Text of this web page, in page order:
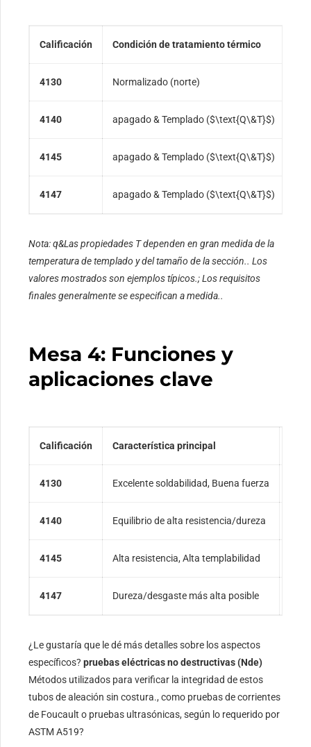
Calificación Condición de tratamiento térmico
4130 Normalizado (norte)
4140 apagado & Templado ($\text{Q\&T}$)
4145 apagado & Templado ($\text{Q\&T}$)
4147 apagado & Templado ($\text{Q\&T}$)
Nota: q&Las propiedades T dependen en gran medida de la
temperatura de templado y del tamaño de la sección.. Los
valores mostrados son ejemplos típicos.; Los requisitos
finales generalmente se especifican a medida..
Mesa 4: Funciones y
aplicaciones clave
Calificación Característica principal
4130 Excelente soldabilidad, Buena fuerza
4140 Equilibrio de alta resistencia/dureza
4145 Alta resistencia, Alta templabilidad
4147 Dureza/desgaste más alta posible
¿Le gustaría que le dé más detalles sobre los aspectos
específicos?pruebas eléctricas no destructivas (Nde)
Métodos utilizados para verificar la integridad de estos
tubos de aleación sin costura., como pruebas de corrientes
de Foucault o pruebas ultrasónicas, según lo requerido por
ASTM A519?